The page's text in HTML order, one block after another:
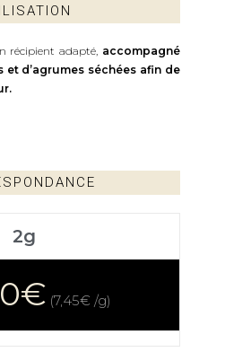
récipient adapté, accompagné
et d’agrumes séchées afin de
2g
(7,45€ /g)